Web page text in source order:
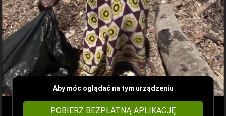
Aby móc oglądać na tym urządzeniu
POBIERZ BEZPŁATNĄ APLIKACJĘ